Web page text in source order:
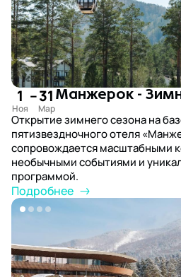
1 –31 Манжерок -
Открытие зимнего сезона на
пятизвездночного отеля
сопровождается масштабными
необычными событиями и
программой.
Подробнее